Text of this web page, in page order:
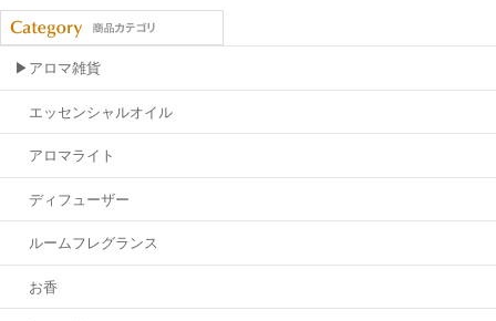
▶アロマ雑貨
エッセンシャルオイル
アロマライト
ディフューザー
ルームフレグランス
お香